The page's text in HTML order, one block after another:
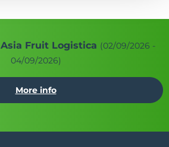
Asia Fruit Logistica (02/09/2026 -
04/09/2026)
More info